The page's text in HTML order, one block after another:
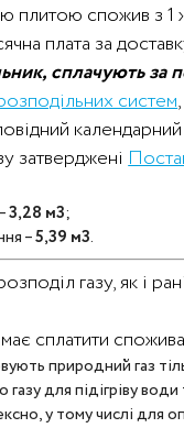
плитою спожив з
плата за
сплачують
систем
затверджені
3,28 м3;
–5,39 м3.
газу, як і
має сплатити
природний газ
для підігріву
у тому числі для